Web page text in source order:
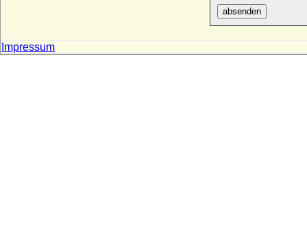
absenden
Lukkard von Schaumburg
Impressum